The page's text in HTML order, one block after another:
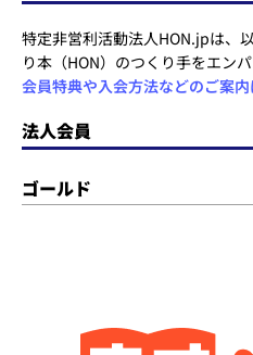
特定非営利活動法人HON.jpは、
り本（HON）のつくり手をエン
会員特典や入会方法などのご案内
法人会員
ゴールド